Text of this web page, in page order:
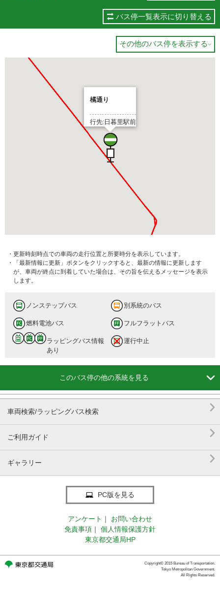
バス停一覧表示に切り替える
その他のバス停を表示する 
橘通り
行先:日暮里駅前
・更新時刻時点での車両の走行位置と所要時分を表示しています。
・「最新情報に更新」ボタンをクリックすると、最新の情報に更新します
が、車両が終点に到着していた場合は、その旨を伝えるメッセージを表示
します。
ノンステップバス 別系統のバス
燃料電池バス フルフラットバス
ラッピングバス情報
あり
運行中止
このバス停の他の系統を見る 
車両検索/ラッピングバス検索 
ご利用ガイド 
ギャラリー 
PC版を見る
アンケート ｜
お問い合わせ
免責事項 ｜
個人情報保護方針
東京都交通局HP
Copyright© 2015 Bureau of Transportation.
Tokyo Metropolitan Government.
All Rights Reserved.